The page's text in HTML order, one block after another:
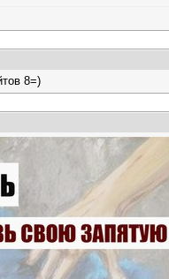
8=)